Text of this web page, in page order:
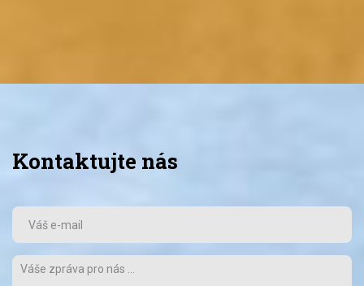
Kontaktujte nás